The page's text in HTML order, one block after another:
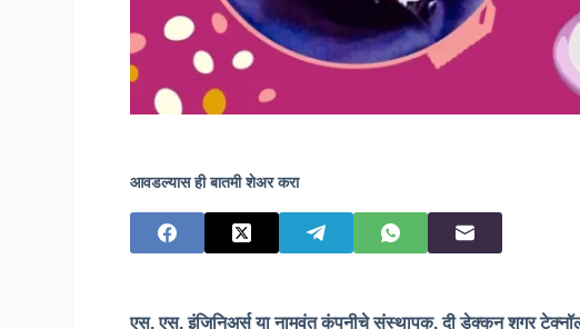
आवडल्यास ही बातमी शेअर करा
एस. एस. इंजिनिअर्स या नामवंत कंपनीचे संस्थापक, दी डेक्कन शुगर